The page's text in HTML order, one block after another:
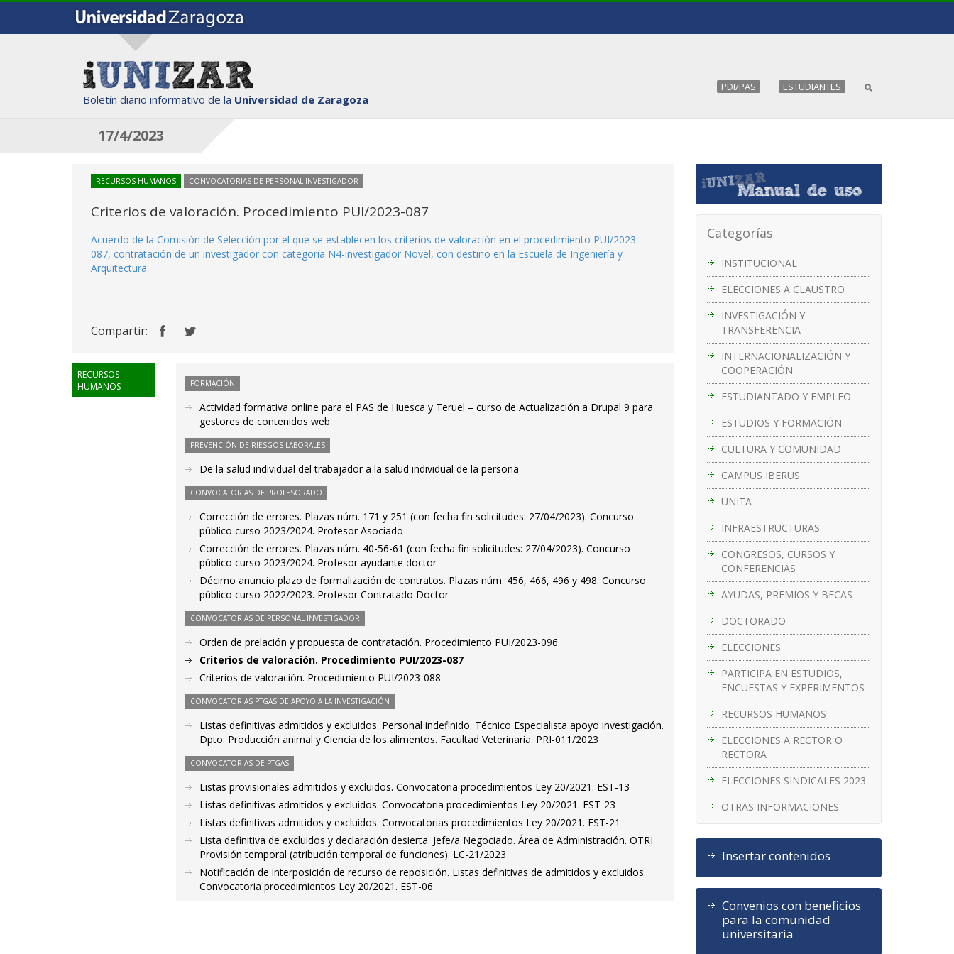
Boletín diario informativo de la Universidad de Zaragoza
PDI/PAS ESTUDIANTES
17/4/2023
Categorías
INSTITUCIONAL
ELECCIONES A CLAUSTRO
INVESTIGACIÓN Y
TRANSFERENCIA
INTERNACIONALIZACIÓN Y
COOPERACIÓN
ESTUDIANTADO Y EMPLEO
ESTUDIOS Y FORMACIÓN
CULTURA Y COMUNIDAD
CAMPUS IBERUS
UNITA
INFRAESTRUCTURAS
CONGRESOS, CURSOS Y
CONFERENCIAS
AYUDAS, PREMIOS Y BECAS
DOCTORADO
ELECCIONES
PARTICIPA EN ESTUDIOS,
ENCUESTAS Y EXPERIMENTOS
RECURSOS HUMANOS
ELECCIONES A RECTOR O
RECTORA
ELECCIONES SINDICALES 2023
OTRAS INFORMACIONES
Insertar contenidos
Convenios con beneficios
para la comunidad
universitaria
RECURSOS HUMANOS CONVOCATORIAS DE PERSONAL INVESTIGADOR
Criterios de valoración. Procedimiento PUI/2023-087
Acuerdo de la Comisión de Selección por el que se establecen los criterios de valoración en el procedimiento PUI/2023-
087, contratación de un investigador con categoría N4-investigador Novel, con destino en la Escuela de Ingeniería y
Arquitectura.
Compartir:
RECURSOS
HUMANOS
FORMACIÓN
Actividad formativa online para el PAS de Huesca y Teruel – curso de Actualización a Drupal 9 para
gestores de contenidos web
PREVENCIÓN DE RIESGOS LABORALES
De la salud individual del trabajador a la salud individual de la persona
CONVOCATORIAS DE PROFESORADO
Corrección de errores. Plazas núm. 171 y 251 (con fecha fin solicitudes: 27/04/2023). Concurso
público curso 2023/2024. Profesor Asociado
Corrección de errores. Plazas núm. 40-56-61 (con fecha fin solicitudes: 27/04/2023). Concurso
público curso 2023/2024. Profesor ayudante doctor
Décimo anuncio plazo de formalización de contratos. Plazas núm. 456, 466, 496 y 498. Concurso
público curso 2022/2023. Profesor Contratado Doctor
CONVOCATORIAS DE PERSONAL INVESTIGADOR
Orden de prelación y propuesta de contratación. Procedimiento PUI/2023-096
Criterios de valoración. Procedimiento PUI/2023-087
Criterios de valoración. Procedimiento PUI/2023-088
CONVOCATORIAS PTGAS DE APOYO A LA INVESTIGACIÓN
Listas definitivas admitidos y excluidos. Personal indefinido. Técnico Especialista apoyo investigación.
Dpto. Producción animal y Ciencia de los alimentos. Facultad Veterinaria. PRI-011/2023
CONVOCATORIAS DE PTGAS
Listas provisionales admitidos y excluidos. Convocatoria procedimientos Ley 20/2021. EST-13
Listas definitivas admitidos y excluidos. Convocatoria procedimientos Ley 20/2021. EST-23
Listas definitivas admitidos y excluidos. Convocatorias procedimientos Ley 20/2021. EST-21
Lista definitiva de excluidos y declaración desierta. Jefe/a Negociado. Área de Administración. OTRI.
Provisión temporal (atribución temporal de funciones). LC-21/2023
Notificación de interposición de recurso de reposición. Listas definitivas de admitidos y excluidos.
Convocatoria procedimientos Ley 20/2021. EST-06